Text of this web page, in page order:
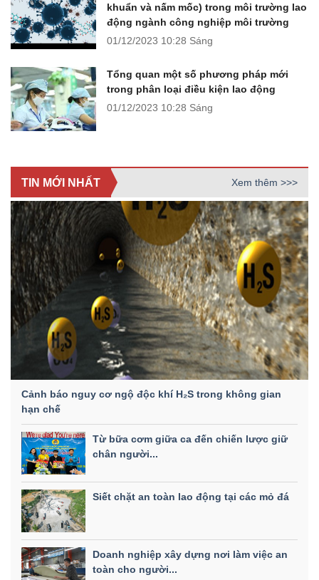
khuẩn và nấm mốc) trong môi trường lao
động ngành công nghiệp môi trường
01/12/2023 10:28 Sáng
Tổng quan một số phương pháp mới
trong phân loại điều kiện lao động
01/12/2023 10:28 Sáng
TIN MỚI NHẤT Xem thêm >>>
Cảnh báo nguy cơ ngộ độc khí H₂S trong không gian
hạn chế
Từ bữa cơm giữa ca đến chiến lược giữ
chân người...
Siết chặt an toàn lao động tại các mỏ đá
Doanh nghiệp xây dựng nơi làm việc an
toàn cho người...